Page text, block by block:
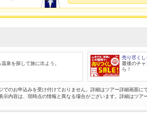
泉を探して旅に出よう。
売り尽くし
最後のチ
ら！
のお申込みを受け付けておりません。詳細はツアー詳細画面に
内容は、現時点の情報と異なる場合がございます。詳細はツア